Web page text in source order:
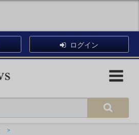
ログイン